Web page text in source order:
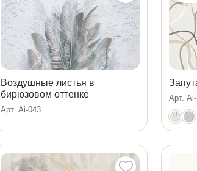
Воздушные листья в
бирюзовом оттенке
Арт. Ai-043
Арт.